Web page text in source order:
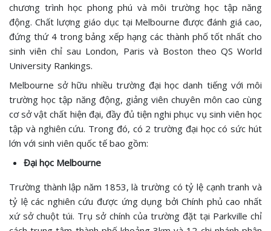
chương trình học phong phú và môi trường học tập năng
động. Chất lượng giáo dục tại Melbourne được đánh giá cao,
đứng thứ 4 trong bảng xếp hạng các thành phố tốt nhất cho
sinh viên chỉ sau London, Paris và Boston theo QS World
University Rankings.
Melbourne sở hữu nhiều trường đại học danh tiếng với môi
trường học tập năng động, giảng viên chuyên môn cao cùng
cơ sở vật chất hiện đại, đầy đủ tiện nghi phục vụ sinh viên học
tập và nghiên cứu. Trong đó, có 2 trường đại học có sức hút
lớn với sinh viên quốc tế bao gồm:
Đại học Melbourne
Trường thành lập năm 1853, là trường có tỷ lệ cạnh tranh và
tỷ lệ các nghiên cứu được ứng dụng bởi Chính phủ cao nhất
xứ sở chuột túi. Trụ sở chính của trường đặt tại Parkville chỉ